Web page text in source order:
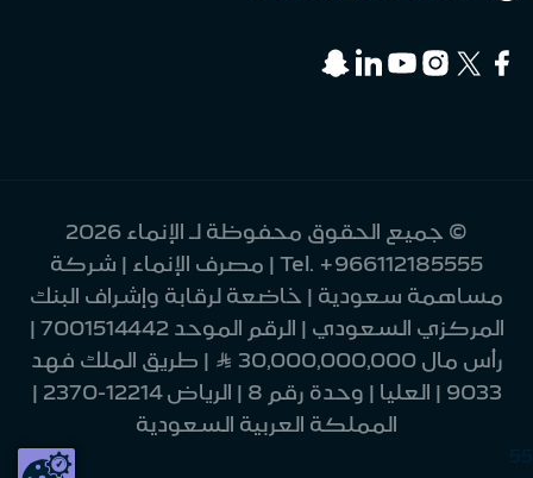
© جميع الحقوق محفوظة لـ الإنماء 2026
Tel. +966112185555
| مصرف الإنماء | شركة
مساهمة سعودية | خاضعة لرقابة وإشراف البنك
المركزي السعودي | الرقم الموحد 7001514442 |
رأس مال 30,000,000,000 Ʀ | طريق الملك فهد
9033 | العليا | وحدة رقم 8 | الرياض 12214-2370 |
المملكة العربية السعودية